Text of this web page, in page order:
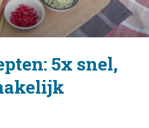
5x snel,